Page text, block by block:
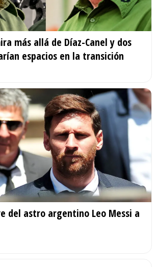
más allá de Díaz-Canel y dos
espacios en la transición
del astro argentino Leo Messi a